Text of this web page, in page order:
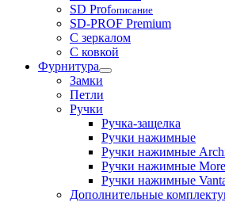
SD Profописание
SD-PROF Premium
С зеркалом
С ковкой
Фурнитура
Замки
Петли
Ручки
Ручка-защелка
Ручки нажимные
Ручки нажимные
Ручки нажимные
Ручки нажимные
Дополнительные